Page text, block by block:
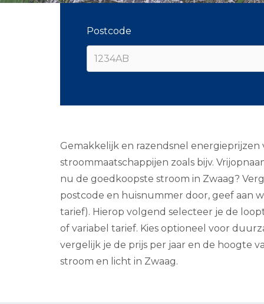
Postcode
Gemakkelijk en razendsnel
stroommaatschappijen zoals bijv.
nu de goedkoopste stroom in Zwaag?
postcode en huisnummer door, geef aan
tarief). Hierop volgend selecteer je de
of variabel tarief. Kies optioneel voor
vergelijk je de prijs per jaar en de hoogte
stroom en licht in Zwaag.